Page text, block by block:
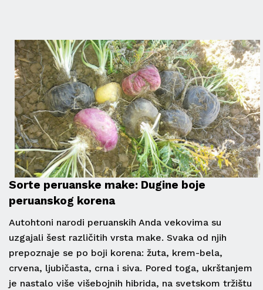
Sorte peruanske make: Dugine boje
peruanskog korena
Autohtoni narodi peruanskih Anda vekovima su
uzgajali šest različitih vrsta make. Svaka od njih
prepoznaje se po boji korena: žuta, krem-bela,
crvena, ljubičasta, crna i siva. Pored toga, ukrštanjem
je nastalo više višebojnih hibrida, na svetskom tržištu